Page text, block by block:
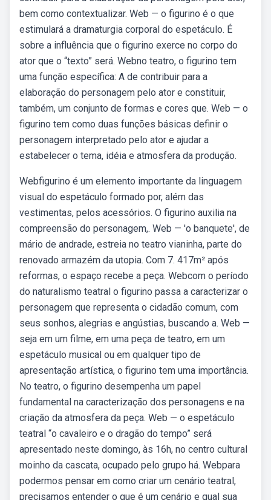
bem como contextualizar. Web — o figurino é o que
estimulará a dramaturgia corporal do espetáculo. É
sobre a influência que o figurino exerce no corpo do
ator que o “texto” será. Webno teatro, o figurino tem
uma função específica: A de contribuir para a
elaboração do personagem pelo ator e constituir,
também, um conjunto de formas e cores que. Web — o
figurino tem como duas funções básicas definir o
personagem interpretado pelo ator e ajudar a
estabelecer o tema, idéia e atmosfera da produção.
Webfigurino é um elemento importante da linguagem
visual do espetáculo formado por, além das
vestimentas, pelos acessórios. O figurino auxilia na
compreensão do personagem,. Web — 'o banquete', de
mário de andrade, estreia no teatro vianinha, parte do
renovado armazém da utopia. Com 7. 417m² após
reformas, o espaço recebe a peça. Webcom o período
do naturalismo teatral o figurino passa a caracterizar o
personagem que representa o cidadão comum, com
seus sonhos, alegrias e angústias, buscando a. Web —
seja em um filme, em uma peça de teatro, em um
espetáculo musical ou em qualquer tipo de
apresentação artística, o figurino tem uma importância.
No teatro, o figurino desempenha um papel
fundamental na caracterização dos personagens e na
criação da atmosfera da peça. Web — o espetáculo
teatral “o cavaleiro e o dragão do tempo” será
apresentado neste domingo, às 16h, no centro cultural
moinho da cascata, ocupado pelo grupo há. Webpara
podermos pensar em como criar um cenário teatral,
precisamos entender o que é um cenário e qual sua